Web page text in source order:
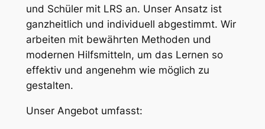
und Schüler mit LRS an. Unser Ansatz ist
ganzheitlich und individuell abgestimmt. Wir
arbeiten mit bewährten Methoden und
modernen Hilfsmitteln, um das Lernen so
effektiv und angenehm wie möglich zu
gestalten.
Unser Angebot umfasst: